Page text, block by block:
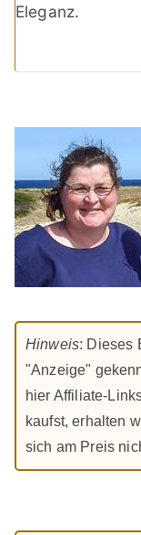
Eleganz.
Hinweis: Dieses
"Anzeige"
hier Affiliate-
kaufst, erhalten
sich am Preis